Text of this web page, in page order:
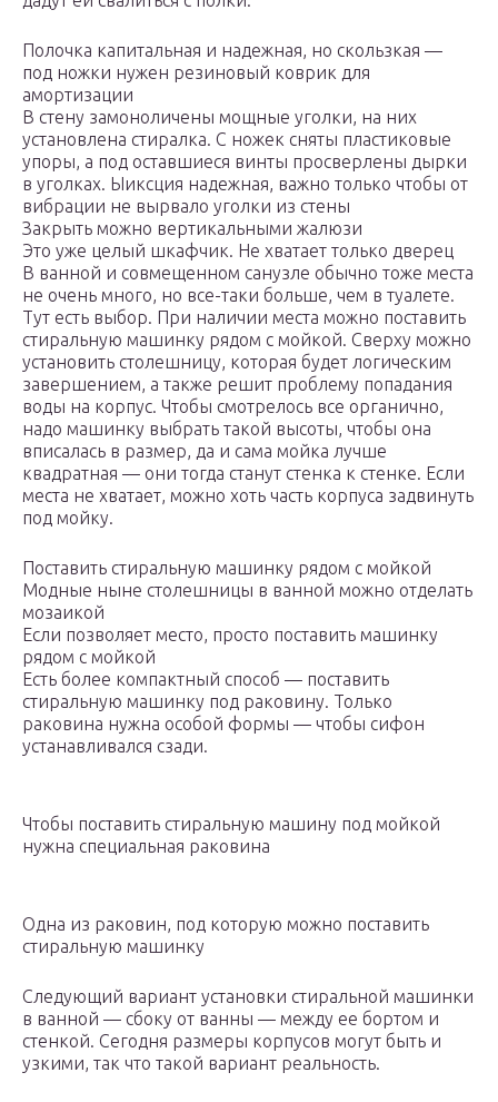
Полочка капитальная и надежная, но скользкая —
под ножки нужен резиновый коврик для
амортизации
В стену замоноличены мощные уголки, на них
установлена стиралка. С ножек сняты пластиковые
упоры, а под оставшиеся винты просверлены дырки
в уголках. Ыиксция надежная, важно только чтобы от
вибрации не вырвало уголки из стены
Закрыть можно вертикальными жалюзи
Это уже целый шкафчик. Не хватает только дверец
В ванной и совмещенном санузле обычно тоже места
не очень много, но все-таки больше, чем в туалете.
Тут есть выбор. При наличии места можно поставить
стиральную машинку рядом с мойкой. Сверху можно
установить столешницу, которая будет логическим
завершением, а также решит проблему попадания
воды на корпус. Чтобы смотрелось все органично,
надо машинку выбрать такой высоты, чтобы она
вписалась в размер, да и сама мойка лучше
квадратная — они тогда станут стенка к стенке. Если
места не хватает, можно хоть часть корпуса задвинуть
под мойку.
Поставить стиральную машинку рядом с мойкой
Модные ныне столешницы в ванной можно отделать
мозаикой
Если позволяет место, просто поставить машинку
рядом с мойкой
Есть более компактный способ — поставить
стиральную машинку под раковину. Только
раковина нужна особой формы — чтобы сифон
устанавливался сзади.
Чтобы поставить стиральную машину под мойкой
нужна специальная раковина
Одна из раковин, под которую можно поставить
стиральную машинку
Следующий вариант установки стиральной машинки
в ванной — сбоку от ванны — между ее бортом и
стенкой. Сегодня размеры корпусов могут быть и
узкими, так что такой вариант реальность.